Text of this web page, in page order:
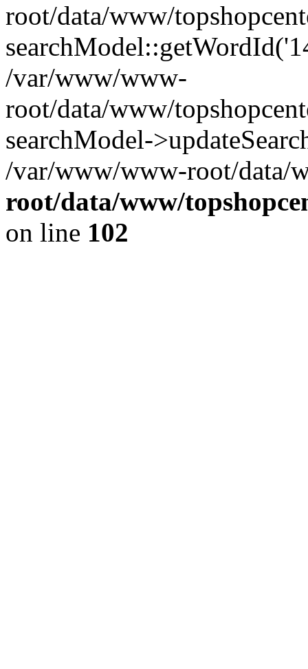
root/data/www/
/var/www/www-
root/data/www/
searchModel-
/var/www/www-root/data/
root/data/www/
on line 102